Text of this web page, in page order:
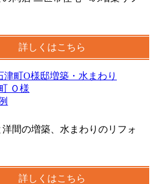
詳しくはこちら
Ｏ様
洋間の増築、水まわりのリフォ
詳しくはこちら